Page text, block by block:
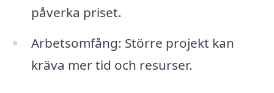
påverka priset.
Arbetsomfång: Större projekt kan
kräva mer tid och resurser.